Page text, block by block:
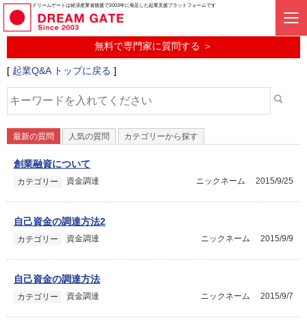
ドリームゲートは経済産業省後援で2003年に発足した起業支援プラットフォームです
起業に関するみんなの質問投稿サービス
起業Q&A
無料で専門家に質問する ＞
[ 起業Q&A トップに戻る ]
最新の質問 人気の質問 カテゴリーから探す
創業融資について
カテゴリー 資金調達 2015/9/25
ニックネーム
自己資金の調達方法2
カテゴリー 資金調達 2015/9/9
ニックネーム
自己資金の調達方法
カテゴリー 資金調達 2015/9/7
ニックネーム